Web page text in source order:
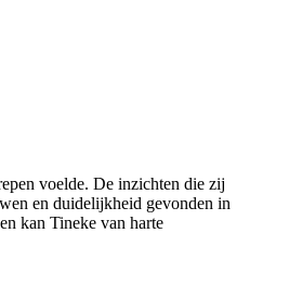
voelde. De inzichten die zij
en duidelijkheid gevonden in
kan Tineke van harte